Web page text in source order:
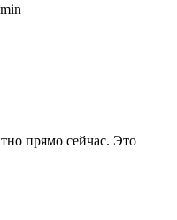
прямо сейчас. Это